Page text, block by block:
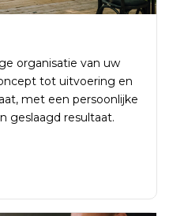
organisatie van uw
tot uitvoering en
met een persoonlijke
geslaagd resultaat.